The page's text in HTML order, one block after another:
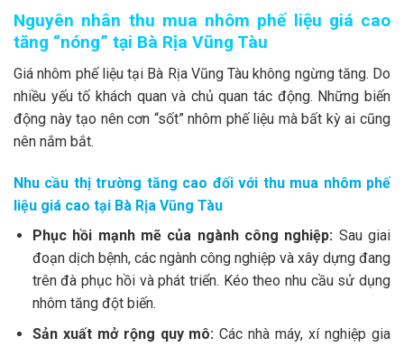
Nguyên nhân thu mua nhôm phế liệu giá cao
tăng “nóng” tại Bà Rịa Vũng Tàu
Giá nhôm phế liệu tại Bà Rịa Vũng Tàu không ngừng tăng. Do
nhiều yếu tố khách quan và chủ quan tác động. Những biến
động này tạo nên cơn “sốt” nhôm phế liệu mà bất kỳ ai cũng
nên nắm bắt.
Nhu cầu thị trường tăng cao đối với thu mua nhôm phế
liệu giá cao tại Bà Rịa Vũng Tàu
Phục hồi mạnh mẽ của ngành công nghiệp: Sau giai
đoạn dịch bệnh, các ngành công nghiệp và xây dựng đang
trên đà phục hồi và phát triển. Kéo theo nhu cầu sử dụng
nhôm tăng đột biến.
Sản xuất mở rộng quy mô: Các nhà máy, xí nghiệp gia